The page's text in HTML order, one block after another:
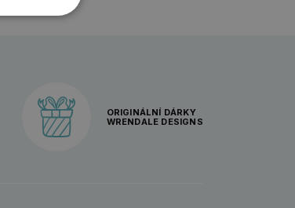
ORIGINÁLNÍ DÁRKY
WRENDALE DESIGNS